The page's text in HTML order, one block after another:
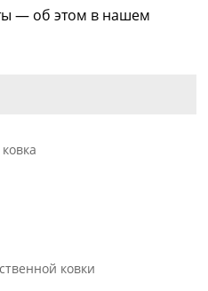
— об этом в нашем
ковки